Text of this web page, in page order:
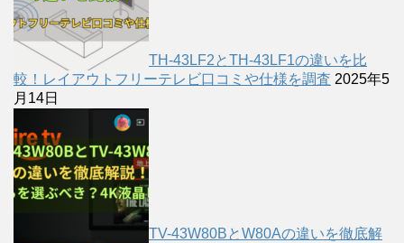
TH-43LF2とTH-43LF1の違いを比
較！レイアウトフリーテレビ口コミや仕様を調査 2025年5
月14日
TV-43W80BとW80Aの違いを徹底解